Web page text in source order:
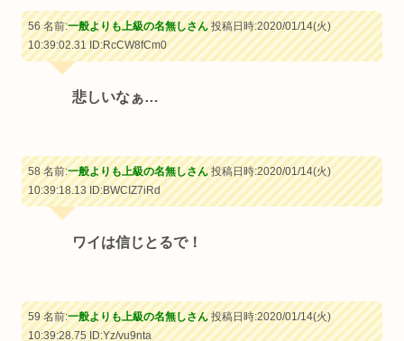
56 名前:一般よりも上級の名無しさん投稿日時:2020/01/14(火)
10:39:02.31ID:RcCW8fCm0
悲しいなぁ…
58 名前:一般よりも上級の名無しさん投稿日時:2020/01/14(火)
10:39:18.13ID:BWCIZ7iRd
ワイは信じとるで！
59 名前:一般よりも上級の名無しさん投稿日時:2020/01/14(火)
10:39:28.75ID:Yz/vu9nta